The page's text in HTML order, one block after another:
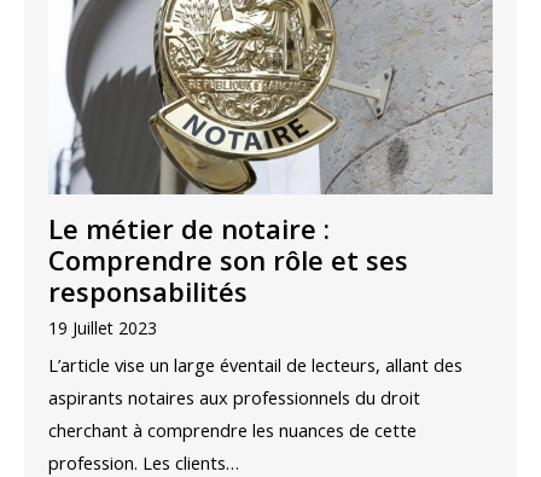
Le métier de notaire :
Comprendre son rôle et ses
responsabilités
19 Juillet 2023
L’article vise un large éventail de lecteurs, allant des
aspirants notaires aux professionnels du droit
cherchant à comprendre les nuances de cette
profession. Les clients…